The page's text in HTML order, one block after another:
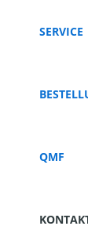
SERVICE
QMF